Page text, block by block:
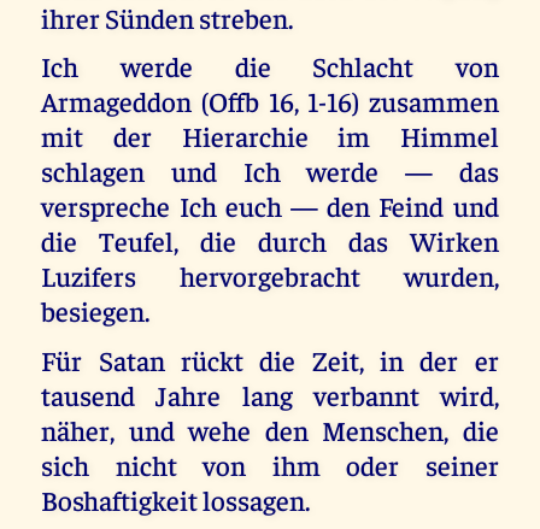
ihrer Sünden streben.
Ich werde die Schlacht von
Armageddon (Offb 16, 1-16) zusammen
mit der Hierarchie im Himmel
schlagen und Ich werde — das
verspreche Ich euch — den Feind und
die Teufel, die durch das Wirken
Luzifers hervorgebracht wurden,
besiegen.
Für Satan rückt die Zeit, in der er
tausend Jahre lang verbannt wird,
näher, und wehe den Menschen, die
sich nicht von ihm oder seiner
Boshaftigkeit lossagen.